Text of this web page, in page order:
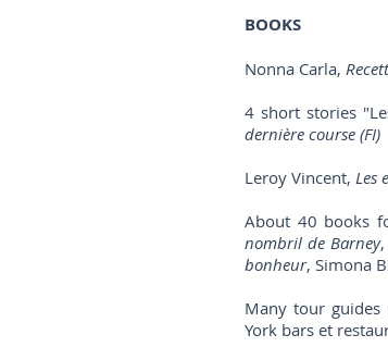
BOOKS
Nonna Carla,
4 short stories
dernière course (FI)
Leroy Vincent, Les
About 40 books
nombril de Barney
bonheur, Simona
Many tour guides
York bars et